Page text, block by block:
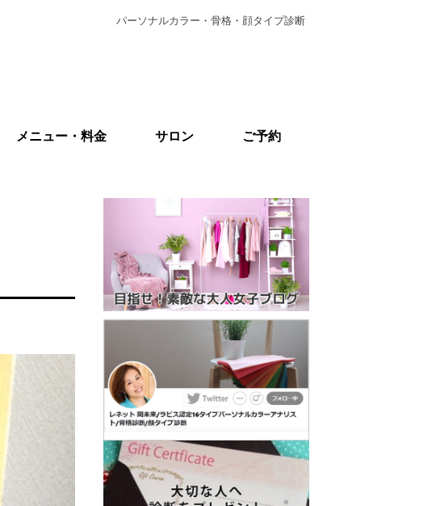
パーソナルカラー・骨格・顔タイプ診断
メニュー・料金 サロン ご予約